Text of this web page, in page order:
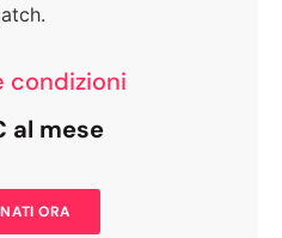
condizioni
al mese
ORA